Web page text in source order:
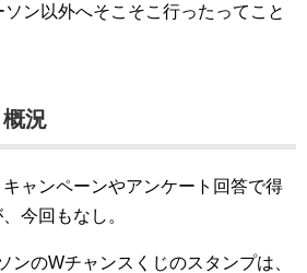
ン以外へそこそこ行ったってこと
況
ャンペーンやアンケート回答で得
今回もなし。
ンのWチャンスくじのスタンプは、